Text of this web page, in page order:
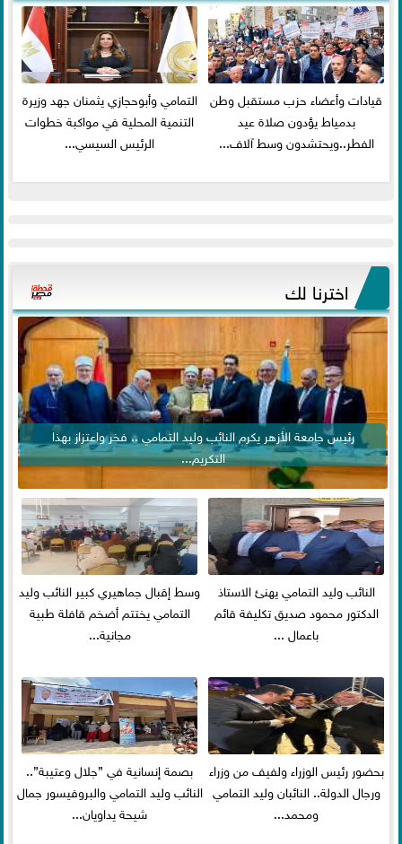
قيادات وأعضاء حزب مستقبل وطن
بدمياط يؤدون صلاة عيد
الفطر..ويحتشدون وسط آلاف...
التمامي وأبوحجازي يثمنان جهد وزيرة
التنمية المحلية في مواكبة خطوات
الرئيس السيسي...
اخترنا لك
رئيس جامعة الأزهر يكرم النائب وليد التمامي .. فخر واعتزاز بهذا
التكريم...
النائب وليد التمامي يهنئ الاستاذ
الدكتور محمود صديق تكليفة قائم
باعمال ...
وسط إقبال جماهيري كبير النائب وليد
التمامي يختتم أضخم قافلة طبية
مجانية...
بحضور رئيس الوزراء ولفيف من وزراء
ورجال الدولة.. النائبان وليد التمامي
ومحمد...
بصمة إنسانية في ”جلال وعتيبة”..
النائب وليد التمامي والبروفيسور جمال
شيحة يداويان...